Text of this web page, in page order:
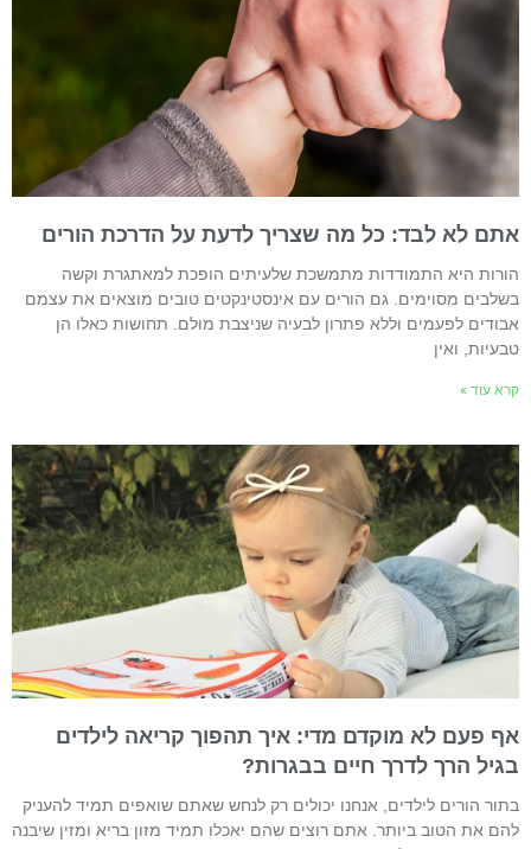
לא לבד: כל מה שצריך לדעת על הדרכת הורים
היא התמודדות מתמשכת שלעיתים הופכת למאתגרת וקשה
מסוימים. גם הורים עם אינסטינקטים טובים מוצאים את עצמם
לפעמים וללא פתרון לבעיה שניצבת מולם. תחושות כאלו הן
ואין
עוד »
פעם לא מוקדם מדי: איך תהפוך קריאה לילדים
הרך לדרך חיים בבגרות?
הורים לילדים, אנחנו יכולים רק לנחש שאתם שואפים תמיד להעניק
את הטוב ביותר. אתם רוצים שהם יאכלו תמיד מזון בריא ומזין שיבנה